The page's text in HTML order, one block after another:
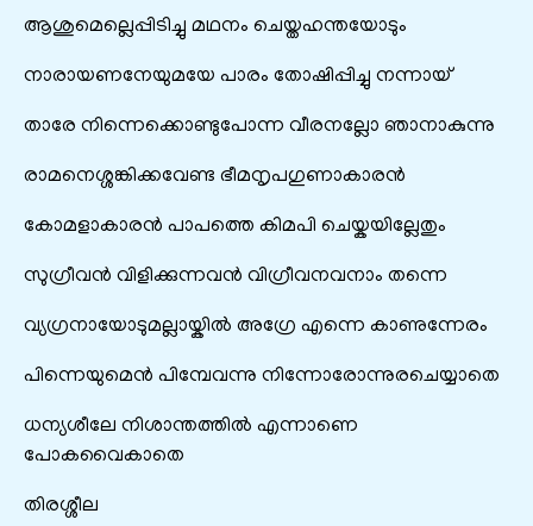
ആശുമെല്ലെപ്പിടിച്ചു മഥനം ചെയ്തഹന്തയോടും
നാരായണനേയുമയേ പാരം തോഷിപ്പിച്ചു നന്നായ്
താരേ നിന്നെക്കൊണ്ടുപോന്ന വീരനല്ലോ ഞാനാകുന്നു
രാമനെശ്ശങ്കിക്കവേണ്ട ഭീമനൃപഗുണാകാരൻ
കോമളാകാരൻ പാപത്തെ കിമപി ചെയ്കയില്ലേതും
സുഗ്രീവൻ വിളിക്കുന്നവൻ വിഗ്രീവനവനാം തന്നെ
വ്യഗ്രനായോടുമല്ലായ്കിൽ അഗ്രേ എന്നെ കാണുന്നേരം
പിന്നെയുമെൻ പിമ്പേവന്നു നിന്നോരോന്നുരചെയ്യാതെ
ധന്യശീലേ നിശാന്തത്തിൽ എന്നാണെ
പോകവൈകാതെ
തിരശ്ശീല